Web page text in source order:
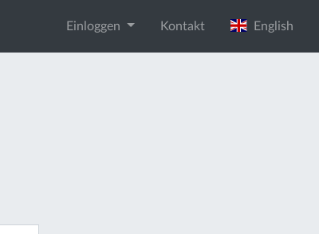
Einloggen Kontakt English